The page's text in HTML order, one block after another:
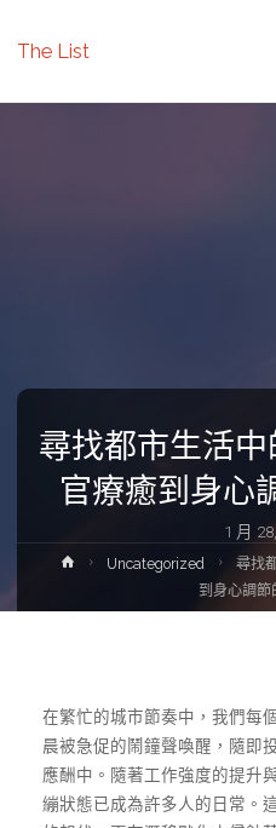
The List
尋找都市生活
官療癒到身心
1 月
HomeUncategorized
尋找
到身心調節
在繁忙的城市節奏中，我們每
晨被急促的鬧鐘聲喚醒，隨即
應酬中。隨著工作強度的提升
繃狀態已成為許多人的日常。